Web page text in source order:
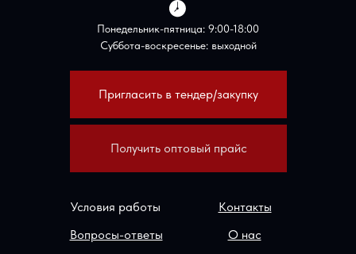
Пригласить в тендер/закупку
Понедельник-пятница: 9:00-18:00
Суббота-воскресенье: выходной
Контакты
Вопросы-ответы
О нас
Условия работы
Получить оптовый прайс